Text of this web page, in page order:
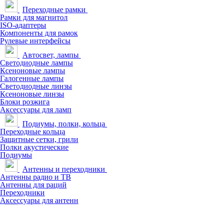
Переходные рамки
Рамки для магнитол
ISO-адаптеры
Компоненты для рамок
Рулевые интерфейсы
Автосвет, лампы
Светодиодные лампы
Ксеноновые лампы
Галогенные лампы
Светодиодные линзы
Ксеноновые линзы
Блоки розжига
Аксессуары для ламп
Подиумы, полки, кольца
Переходные кольца
Защитные сетки, грили
Полки акустические
Подиумы
Антенны и переходники
Антенны радио и ТВ
Антенны для раций
Переходники
Аксессуары для антенн